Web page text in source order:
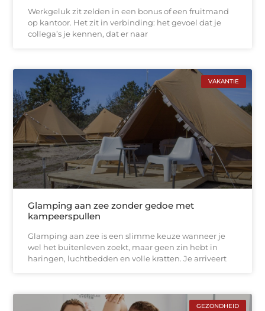
Werkgeluk zit zelden in een bonus of een fruitmand
op kantoor. Het zit in verbinding: het gevoel dat je
collega’s je kennen, dat er naar
VAKANTIE
Glamping aan zee zonder gedoe met
kampeerspullen
Glamping aan zee is een slimme keuze wanneer je
wel het buitenleven zoekt, maar geen zin hebt in
haringen, luchtbedden en volle kratten. Je arriveert
GEZONDHEID